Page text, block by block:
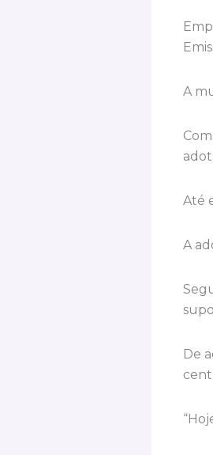
A
Até
A
De